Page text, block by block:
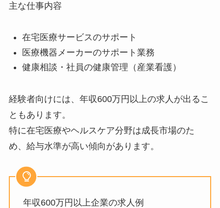
主な仕事内容
在宅医療サービスのサポート
医療機器メーカーのサポート業務
健康相談・社員の健康管理（産業看護）
経験者向けには、年収600万円以上の求人が出るこ
ともあります。
特に在宅医療やヘルスケア分野は成長市場のた
め、給与水準が高い傾向があります。
年収600万円以上企業の求人例